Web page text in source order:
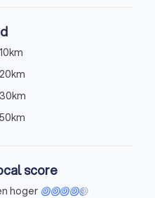
score
hoger